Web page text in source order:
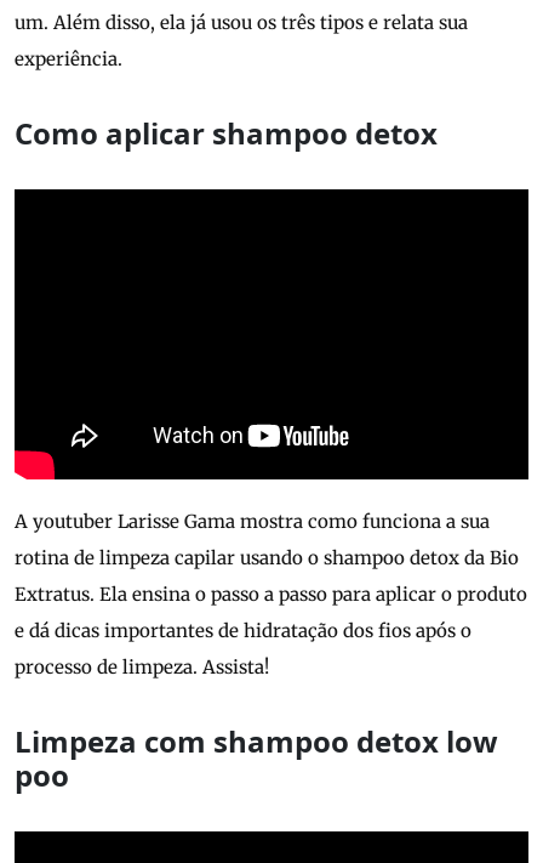
um. Além disso, ela já usou os três tipos e relata sua
experiência.
Como aplicar shampoo detox
A youtuber Larisse Gama mostra como funciona a sua
rotina de limpeza capilar usando o shampoo detox da Bio
Extratus. Ela ensina o passo a passo para aplicar o produto
e dá dicas importantes de hidratação dos fios após o
processo de limpeza. Assista!
Limpeza com shampoo detox low
poo